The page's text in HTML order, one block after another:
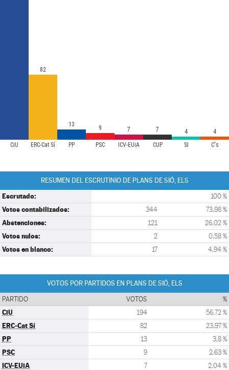
CiU ERC-Cat Sí PP PSC ICV-EUiA CUP SI C's
82
13 9 7 7 4 4
RESUMEN DEL ESCRUTINIO DE PLANS DE SIÓ, ELS
Escrutado: 100 %
Votos contabilizados: 344 73,98 %
Abstenciones: 121 26,02 %
Votos nulos: 2 0,58 %
Votos en blanco: 17 4,94 %
VOTOS POR PARTIDOS EN PLANS DE SIÓ, ELS
PARTIDO VOTOS %
CiU 194 56,72 %
ERC-Cat Sí 82 23,97 %
PP 13 3,8 %
PSC 9 2,63 %
ICV-EUiA 7 2,04 %